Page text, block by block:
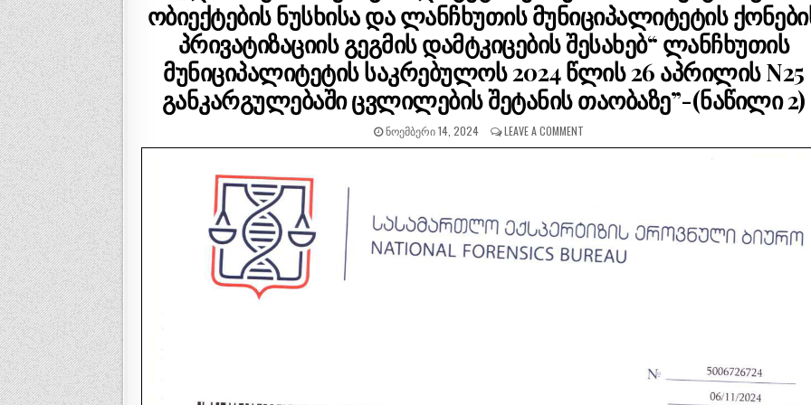
ობიექტების ნუსხისა და ლანჩხუთის მუნიციპალიტეტის
პრივატიზაციის გეგმის დამტკიცების შესახებ“ ლანჩხუთის
მუნიციპალიტეტის საკრებულოს 2024 წლის 26 აპრილის N25
განკარგულებაში ცვლილების შეტანის თაობაზე”-(ნაწილი 2)
ᲜᲝᲔᲛᲑᲔᲠᲘ 14, 2024 LEAVE A COMMENT